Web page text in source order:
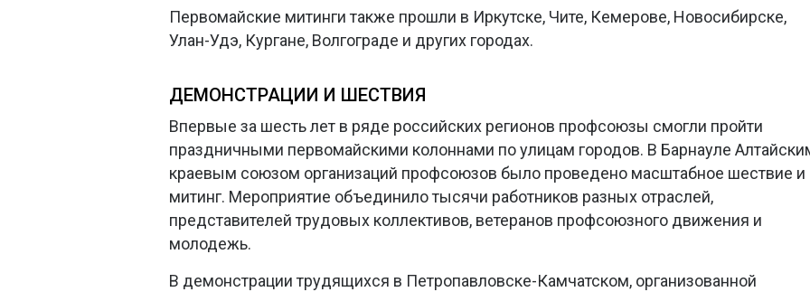
Первомайские митинги также прошли в Иркутске, Чите, Кемерове, Новосибирске,
Улан-Удэ, Кургане, Волгограде и других городах.
ДЕМОНСТРАЦИИ И ШЕСТВИЯ
Впервые за шесть лет в ряде российских регионов профсоюзы смогли пройти
праздничными первомайскими колоннами по улицам городов. В Барнауле
краевым союзом организаций профсоюзов было проведено масштабное шествие и
митинг. Мероприятие объединило тысячи работников разных отраслей,
представителей трудовых коллективов, ветеранов профсоюзного движения и
молодежь.
В демонстрации трудящихся в Петропавловске-Камчатском, организованной